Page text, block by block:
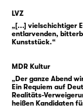
das weniger
Familienbild
Ein
mehrfach:
Haselnüsse
LVZ
„[...] vielschichtiger
entlarvenden,
Kunststück.“
MDR Kultur
„Der ganze Abend
Ein Requiem auf
Realitäts-
heißen Kandidaten